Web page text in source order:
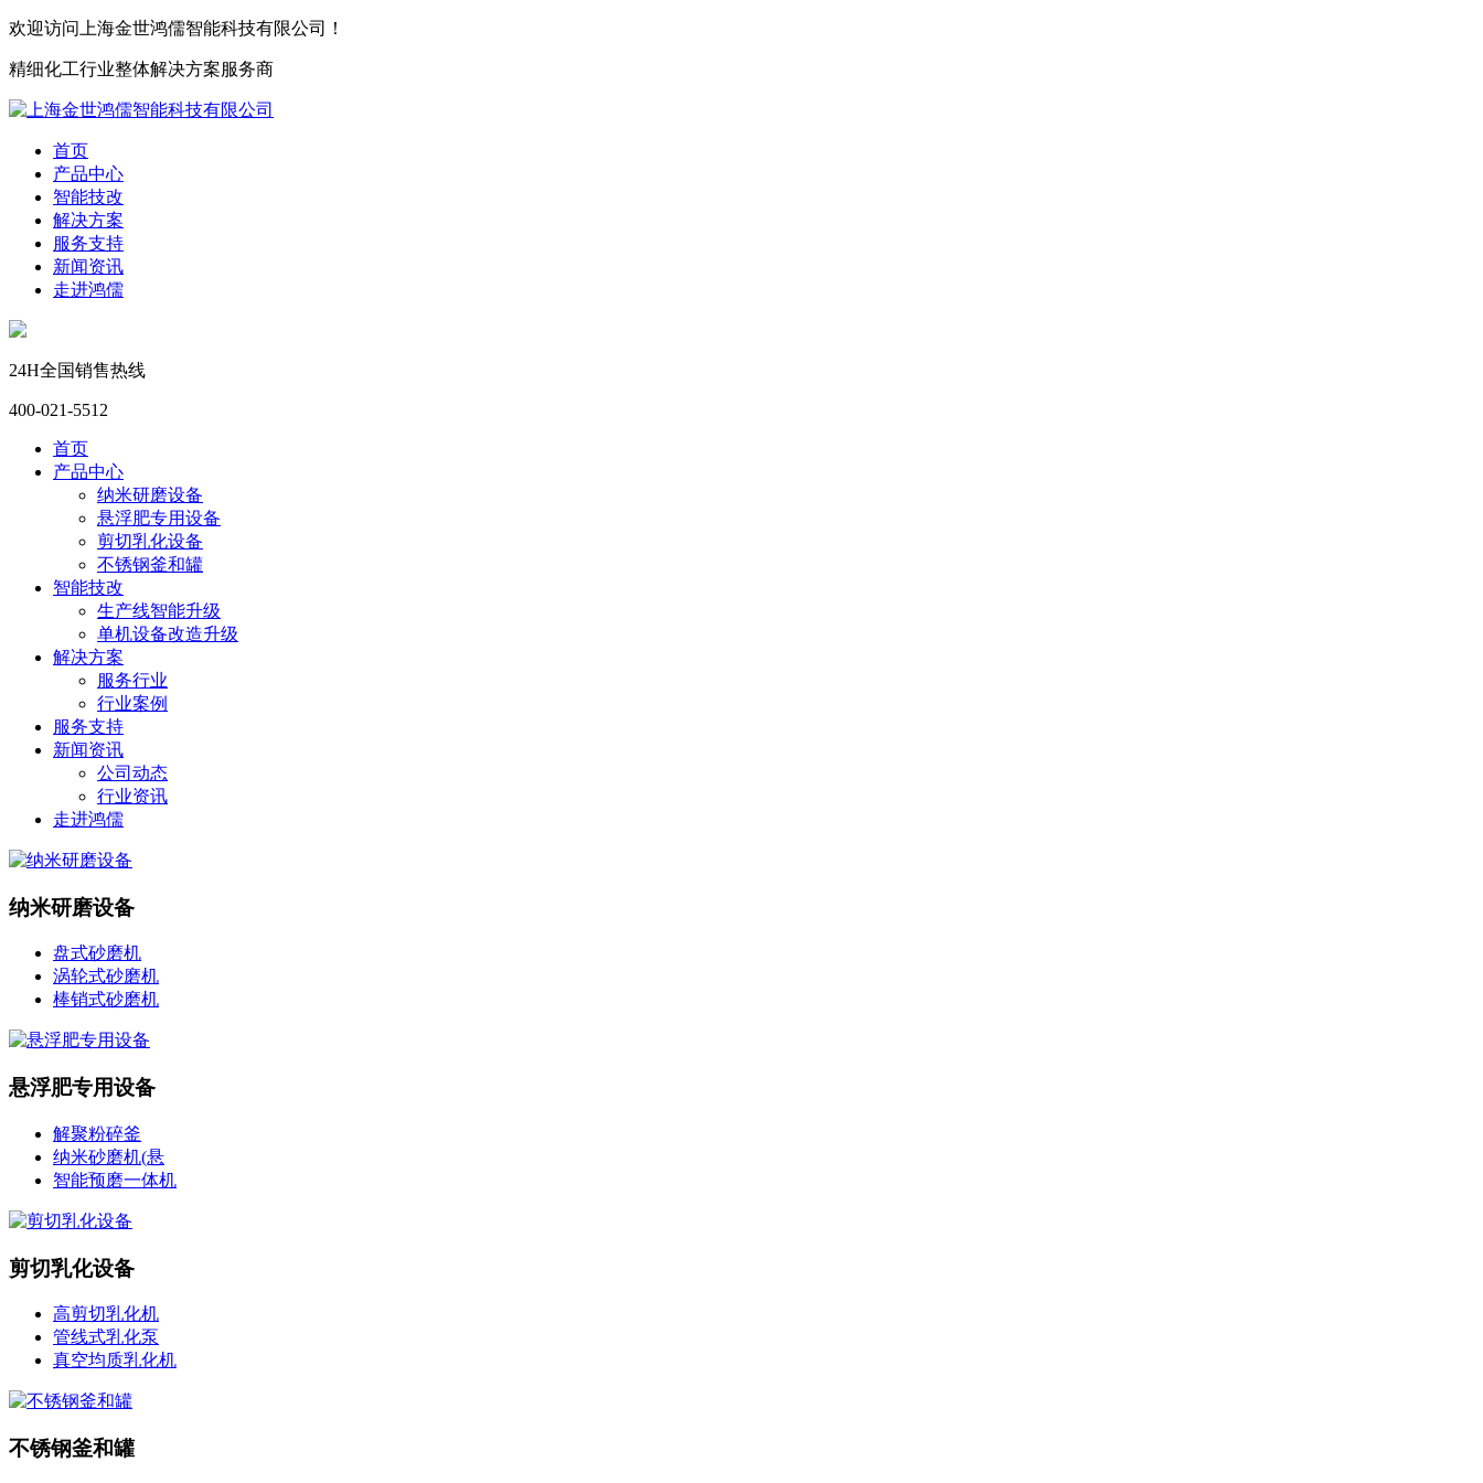
欢迎访问上海金世鸿儒智能科技有限公司！
精细化工行业整体解决方案服务商
首页
产品中心
智能技改
解决方案
服务支持
新闻资讯
走进鸿儒
24H全国销售热线
400-021-5512
首页
产品中心
纳米研磨设备
悬浮肥专用设备
剪切乳化设备
不锈钢釜和罐
智能技改
生产线智能升级
单机设备改造升级
解决方案
服务行业
行业案例
服务支持
新闻资讯
公司动态
行业资讯
走进鸿儒
纳米研磨设备
盘式砂磨机
涡轮式砂磨机
棒销式砂磨机
悬浮肥专用设备
解聚粉碎釜
纳米砂磨机(悬
智能预磨一体机
剪切乳化设备
高剪切乳化机
管线式乳化泵
真空均质乳化机
不锈钢釜和罐